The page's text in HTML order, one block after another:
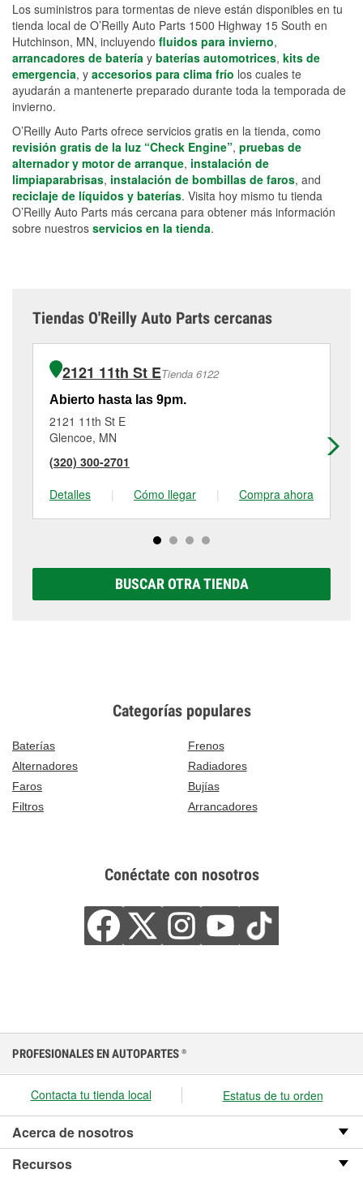
Los suministros para tormentas de nieve están disponibles en tu
tienda local de O’Reilly Auto Parts 1500 Highway 15 South en
Hutchinson, MN, incluyendo fluidos para invierno,
arrancadores de batería y baterías automotrices, kits de
emergencia, y accesorios para clima frío los cuales te
ayudarán a mantenerte preparado durante toda la temporada de
invierno.
O’Reilly Auto Parts ofrece servicios gratis en la tienda, como
revisión gratis de la luz “Check Engine”, pruebas de
alternador y motor de arranque, instalación de
limpiaparabrisas, instalación de bombillas de faros, and
reciclaje de líquidos y baterías. Visita hoy mismo tu tienda
O’Reilly Auto Parts más cercana para obtener más información
sobre nuestros servicios en la tienda.
Tiendas O'Reilly Auto Parts cercanas
2121 11th St ETienda 6122
Abierto hasta las 9pm.
2121 11th St E
Glencoe, MN
(320) 300-2701
Detalles
| Cómo llegar | Compra ahora
BUSCAR OTRA TIENDA
Categorías populares
Baterías
Frenos
Alternadores
Radiadores
Faros
Bujías
Filtros
Arrancadores
Conéctate con nosotros
PROFESIONALES EN AUTOPARTES ®
Contacta tu tienda local Estatus de tu orden
Acerca de nosotros
Recursos